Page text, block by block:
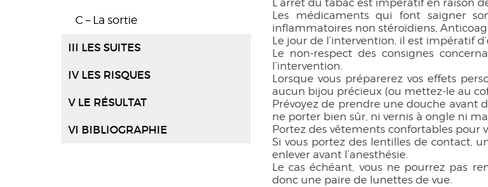
L’arrêt du tabac est impératif en raison
Les médicaments qui font saigner
inflammatoires non stéroïdiens,
Le jour de l’intervention, il est impératif
Le non-respect des consignes
l’intervention.
Lorsque vous préparerez vos effets
aucun bijou précieux (ou mettez-le au
Prévoyez de prendre une douche avant
ne porter bien sûr, ni vernis à ongle ni
Portez des vêtements confortables pour
Si vous portez des lentilles de contact,
enlever avant l’anesthésie.
Le cas échéant, vous ne pourrez pas
donc une paire de lunettes de vue.
C – La sortie
III LES SUITES
IV LES RISQUES
V LE RÉSULTAT
VI BIBLIOGRAPHIE